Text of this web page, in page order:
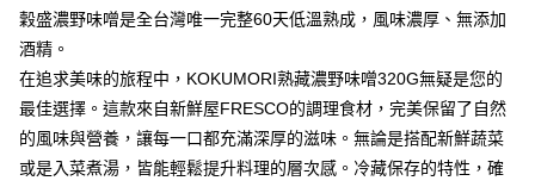
穀盛濃野味噌是全台灣唯一完整60天低溫熟成，風味濃厚、無添加
酒精。
在追求美味的旅程中，KOKUMORI熟藏濃野味噌320G無疑是您的
最佳選擇。這款來自新鮮屋FRESCO的調理食材，完美保留了自然
的風味與營養，讓每一口都充滿深厚的滋味。無論是搭配新鮮蔬菜
或是入菜煮湯，皆能輕鬆提升料理的層次感。冷藏保存的特性，確